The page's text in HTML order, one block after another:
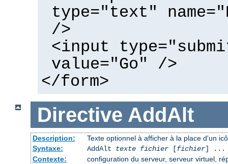
type="text"
/>
<input
value="Go" />
</form>
Directive AddAlt
Description:
Texte optionnel à afficher à la place d'un
Syntaxe:
AddAlt texte fichier[fichier] ...
Contexte:
configuration du serveur, serveur virtuel,